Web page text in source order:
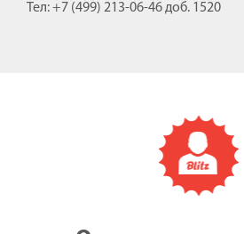
Тел: +7 (499) 213-06-46 доб. 1520